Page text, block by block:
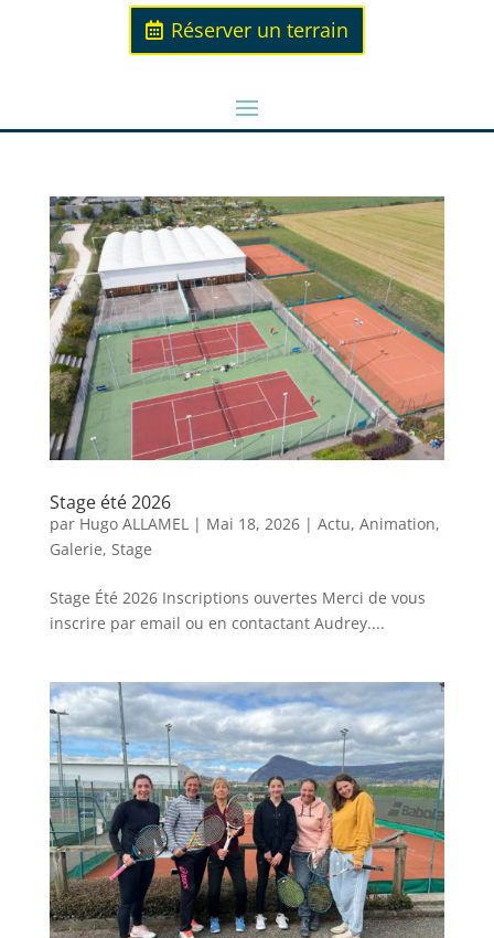
Réserver un terrain
Stage été 2026
par Hugo ALLAMEL | Mai 18, 2026| Actu, Animation,
Galerie, Stage
Stage Été 2026 Inscriptions ouvertes Merci de vous
inscrire par email ou en contactant Audrey....